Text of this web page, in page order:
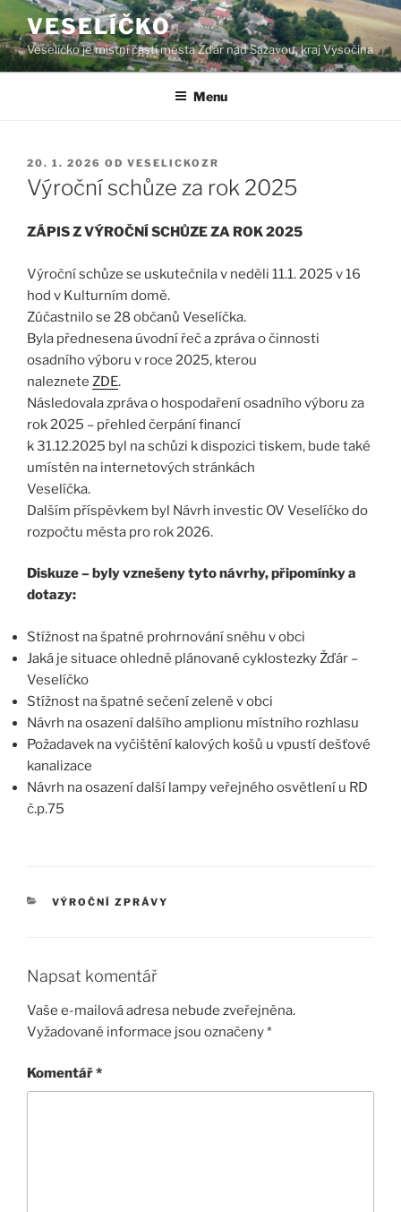
Přejít
k
obsahu
webu
VESELÍČKO
Veselíčko je místní částí města Žďár nad Sázavou, kraj Vysočina
Menu
PUBLIKOVÁNO
20. 1. 2026 OD VESELICKOZR
Výroční schůze za rok 2025
ZÁPIS Z VÝROČNÍ SCHŮZE ZA ROK 2025
Výroční schůze se uskutečnila v neděli 11.1. 2025 v 16
hod v Kulturním domě.
Zúčastnilo se 28 občanů Veselíčka.
Byla přednesena úvodní řeč a zpráva o činnosti
osadního výboru v roce 2025, kterou
naleznete ZDE.
Následovala zpráva o hospodaření osadního výboru za
rok 2025 – přehled čerpání financí
k 31.12.2025 byl na schůzi k dispozici tiskem, bude také
umístěn na internetových stránkách
Veselíčka.
Dalším příspěvkem byl Návrh investic OV Veselíčko do
rozpočtu města pro rok 2026.
Diskuze – byly vznešeny tyto návrhy, připomínky a
dotazy:
Stížnost na špatné prohrnování sněhu v obci
Jaká je situace ohledně plánované cyklostezky Žďár –
Veselíčko
Stížnost na špatné sečení zeleně v obci
Návrh na osazení dalšího amplionu místního rozhlasu
Požadavek na vyčištění kalových košů u vpustí dešťové
kanalizace
Návrh na osazení další lampy veřejného osvětlení u RD
č.p.75
RUBRIKY
VÝROČNÍ ZPRÁVY
Napsat komentář
Vaše e-mailová adresa nebude zveřejněna.
Vyžadované informace jsou označeny*
Komentář*